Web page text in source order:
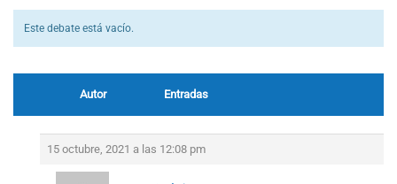
Este debate está vacío.
Autor Entradas
15 octubre, 2021 a las 12:08 pm